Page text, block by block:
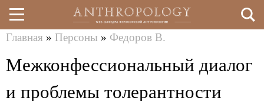
Перейти
к
здесь
Главная » Персоны » Федоров В.
Межконфессиональный диалог
и проблемы толерантности